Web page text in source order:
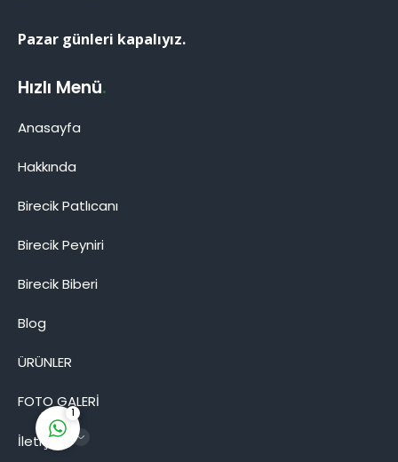
Pazar günleri kapalıyız.
Hızlı Menü.
Anasayfa
Hakkında
Birecik Patlıcanı
Birecik Peyniri
Birecik Biberi
Blog
ÜRÜNLER
FOTO GALERİ
İletişim
1